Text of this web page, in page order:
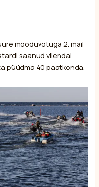
mõõduvõtuga 2. mail
saanud viiendal
püüdma 40 paatkonda.